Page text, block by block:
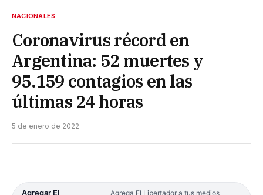
NACIONALES
Coronavirus récord en
Argentina: 52 muertes y
95.159 contagios en las
últimas 24 horas
5 de enero de 2022
Agregar El
Agrega El Libertador a tus medios